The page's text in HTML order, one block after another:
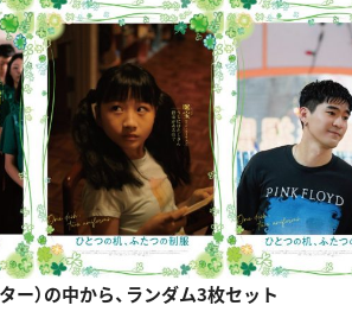
ー）の中から、ランダム3枚セット